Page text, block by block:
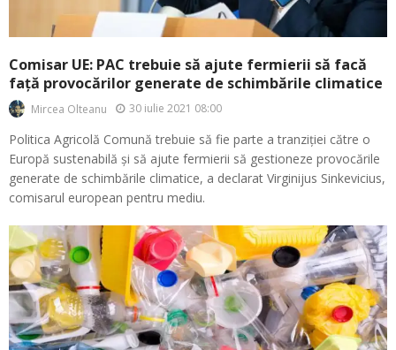
Comisar UE: PAC trebuie să ajute fermierii să facă
față provocărilor generate de schimbările climatice
Mircea Olteanu 30 iulie 2021 08:00
Politica Agricolă Comună trebuie să fie parte a tranziției către o
Europă sustenabilă și să ajute fermierii să gestioneze provocările
generate de schimbările climatice, a declarat Virginijus Sinkevicius,
comisarul european pentru mediu.